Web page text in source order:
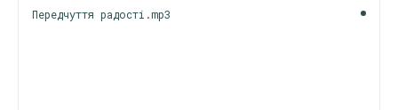
Передчуття радості.mp3